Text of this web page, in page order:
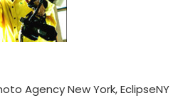
Agency New York, EclipseNY